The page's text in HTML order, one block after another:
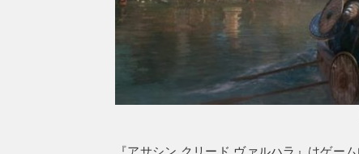
『アサシン クリード ヴァルハラ』はゲー